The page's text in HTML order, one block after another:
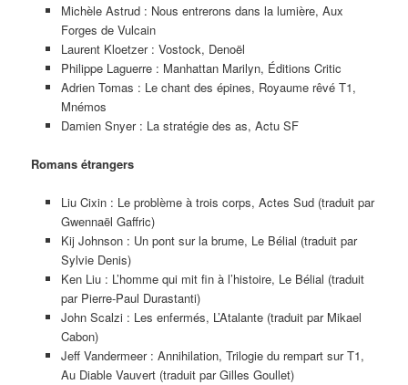
Michèle Astrud : Nous entrerons dans la lumière, Aux
Forges de Vulcain
Laurent Kloetzer : Vostock, Denoël
Philippe Laguerre : Manhattan Marilyn, Éditions Critic
Adrien Tomas : Le chant des épines, Royaume rêvé T1,
Mnémos
Damien Snyer : La stratégie des as, Actu SF
Romans étrangers
Liu Cixin : Le problème à trois corps, Actes Sud (traduit par
Gwennaël Gaffric)
Kij Johnson : Un pont sur la brume, Le Bélial (traduit par
Sylvie Denis)
Ken Liu : L’homme qui mit fin à l’histoire, Le Bélial (traduit
par Pierre-Paul Durastanti)
John Scalzi : Les enfermés, L’Atalante (traduit par Mikael
Cabon)
Jeff Vandermeer : Annihilation, Trilogie du rempart sur T1,
Au Diable Vauvert (traduit par Gilles Goullet)